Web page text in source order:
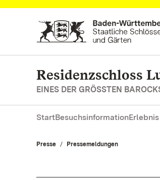
Zum Hauptinhalt springen
Residenzschloss
EINES DER GRÖSSTEN
StartBesuchsinformation
Presse Pressemeldungen